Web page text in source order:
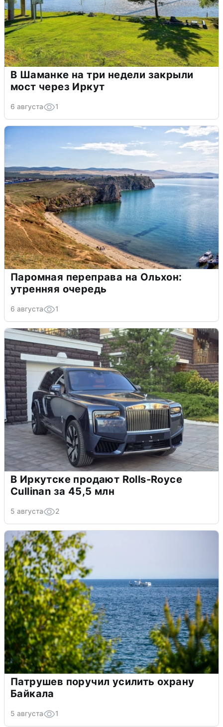
В Шаманке на три недели закрыли
мост через Иркут
6 августа 1
Паромная переправа на Ольхон:
утренняя очередь
6 августа 1
В Иркутске продают Rolls-Royce
Cullinan за 45,5 млн
5 августа 2
Патрушев поручил усилить охрану
Байкала
5 августа 1